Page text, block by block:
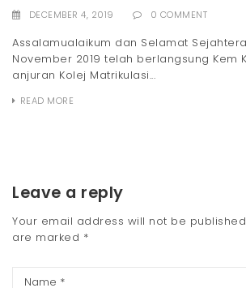
DECEMBER 4, 2019 0 COMMENT
Assalamualaikum dan Selamat
November 2019 telah berlangsung Kem
anjuran Kolej Matrikulasi...
READ MORE
Leave a reply
Your email address will not be
are marked *